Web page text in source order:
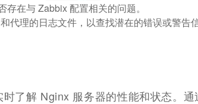
在与 Zabbix 配置相关的问题。
代理的日志文件，以查找潜在的错误或警告
了解 Nginx 服务器的性能和状态。通